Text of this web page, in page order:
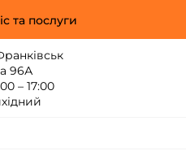
та послуги
96А
– 17:00